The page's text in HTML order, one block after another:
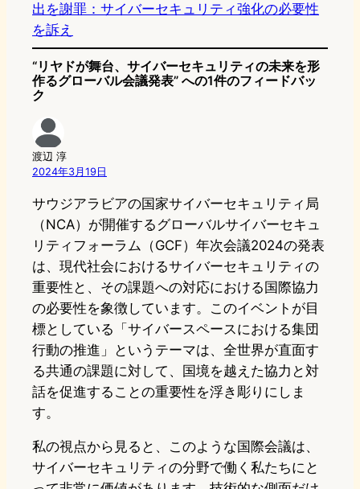
出を謝罪：サイバーセキュリティ強化の必要性
を訴え
“リヤドが舞台、サイバーセキュリティの未来を形
作るグローバル会議発表” への1件のフィードバッ
ク
渡辺 淳
2024年3月19日
サウジアラビアの国家サイバーセキュリティ局
（NCA）が開催するグローバルサイバーセキュ
リティフォーラム（GCF）年次会議2024の発表
は、現代社会におけるサイバーセキュリティの
重要性と、その課題への対応における国際協力
の必要性を象徴しています。このイベントが目
標としている「サイバースペースにおける集団
行動の推進」というテーマは、全世界が直面す
る共通の課題に対して、国境を越えた協力と対
話を促進することの重要性を浮き彫りにしま
す。
私の視点から見ると、このような国際会議は、
サイバーセキュリティの分野で働く私たちにと